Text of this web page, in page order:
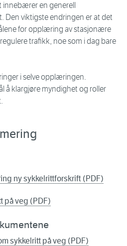
innebærer en generell
Den viktigste endringen er at det
for opplæring av stasjonære
trafikk, noe som i dag bare
i selve opplæringen.
å klargjøre myndighet og roller
ny sykkelrittforskrift (PDF)
på veg (PDF)
sykkelritt på veg (PDF)